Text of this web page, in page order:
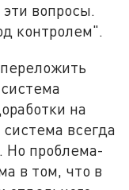
вопросы.
контролем".
на
всегда
Но проблема-
в том, что в